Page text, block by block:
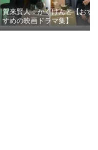
賀来賢人：かくけんと【おす
すめの映画ドラマ集】